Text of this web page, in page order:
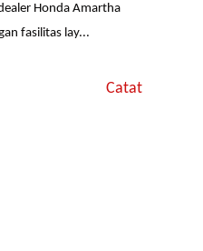
Honda Amartha
fasilitas lay...
Catat